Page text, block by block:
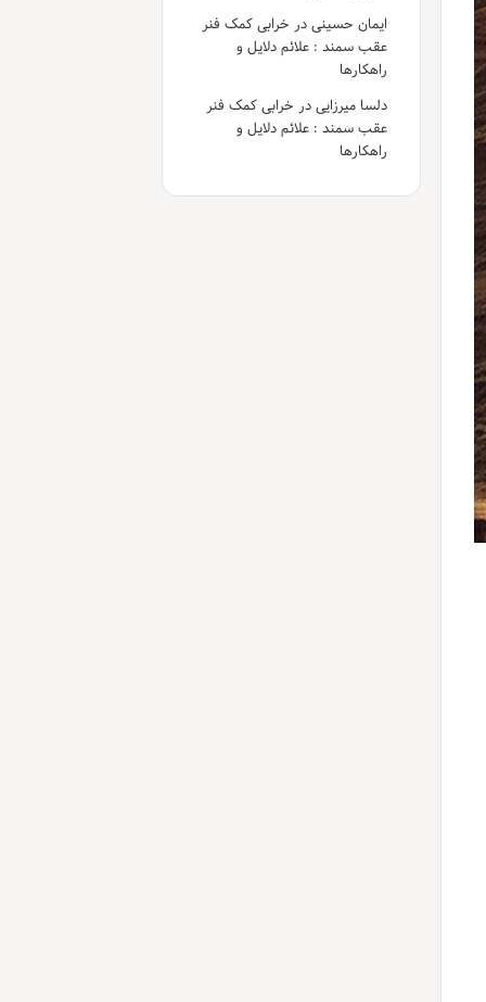
ایمان حسینیدر خرابی کمک فنر
عقب سمند : علائم دلایل و
راهکارها
دلسا میرزاییدر خرابی کمک فنر
عقب سمند : علائم دلایل و
راهکارها